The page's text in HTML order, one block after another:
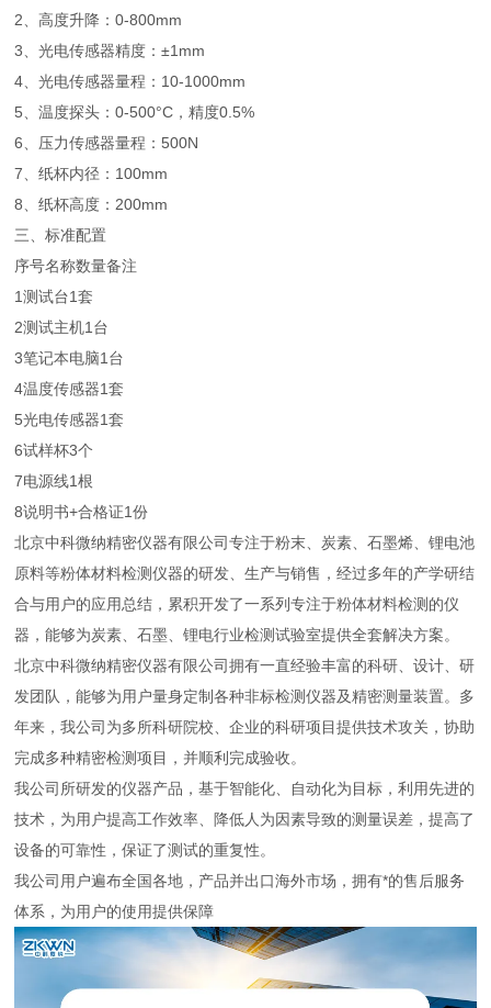
2、高度升降：0-800mm
3、光电传感器精度：±1mm
4、光电传感器量程：10-1000mm
5、温度探头：0-500°C，精度0.5%
6、压力传感器量程：500N
7、纸杯内径：100mm
8、纸杯高度：200mm
三、标准配置
序号名称数量备注
1测试台1套
2测试主机1台
3笔记本电脑1台
4温度传感器1套
5光电传感器1套
6试样杯3个
7电源线1根
8说明书+合格证1份
北京中科微纳精密仪器有限公司专注于粉末、炭素、石墨烯、锂电池
原料等粉体材料检测仪器的研发、生产与销售，经过多年的产学研结
合与用户的应用总结，累积开发了一系列专注于粉体材料检测的仪
器，能够为炭素、石墨、锂电行业检测试验室提供全套解决方案。
北京中科微纳精密仪器有限公司拥有一直经验丰富的科研、设计、研
发团队，能够为用户量身定制各种非标检测仪器及精密测量装置。多
年来，我公司为多所科研院校、企业的科研项目提供技术攻关，协助
完成多种精密检测项目，并顺利完成验收。
我公司所研发的仪器产品，基于智能化、自动化为目标，利用先进的
技术，为用户提高工作效率、降低人为因素导致的测量误差，提高了
设备的可靠性，保证了测试的重复性。
我公司用户遍布全国各地，产品并出口海外市场，拥有*的售后服务
体系，为用户的使用提供保障